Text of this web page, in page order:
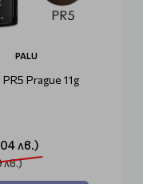
PALU
PR5 Prague 11g
лв.)
лв.)